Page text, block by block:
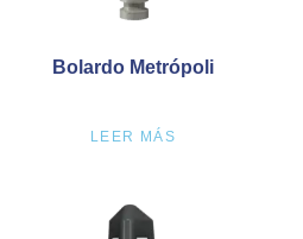
Bolardo Metrópoli
LEER MÁS